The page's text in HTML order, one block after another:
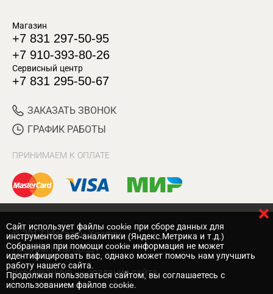
Магазин
+7 831 297-50-95
+7 910-393-80-26
Сервисный центр
+7 831 295-50-67
ЗАКАЗАТЬ ЗВОНОК
ГРАФИК РАБОТЫ
ПРИНИМАЕМ К ОПЛАТЕ
© 2017 Магазин Хозяин
Нижний Новгород
Вебмеханика — создание сайта
Cайт использует файлы cookie при сборе данных для
инструментов веб-аналитики (Яндекс.Метрика и т.д.)
Собранная при помощи cookie информация не может
идентифицировать вас, однако может помочь нам улучшить
работу нашего сайта.
Продолжая пользоваться сайтом, вы соглашаетесь с
использованием файлов cookie.